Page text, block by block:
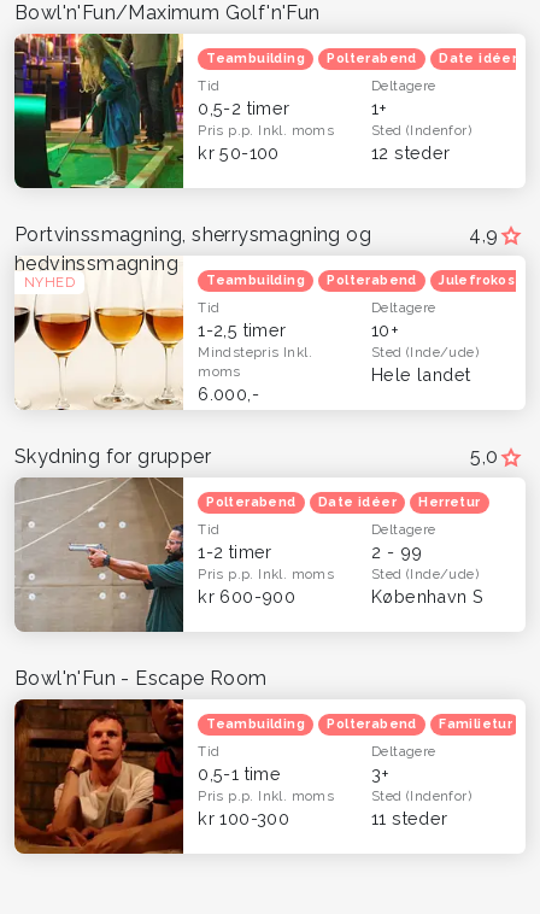
Bowl'n'Fun/Maximum Golf'n'Fun
Teambuilding Polterabend Date idéer
Tid
0,5-2 timer
Deltagere
1+
Pris p.p. Inkl. moms
kr 50-100
Sted(Indenfor)
12 steder
4,9
NYHED
Portvinssmagning, sherrysmagning og
hedvinssmagning
Teambuilding Polterabend Julefrokost
Tid
1-2,5 timer
Deltagere
10+
Mindstepris Inkl.
moms
6.000,-
Sted(Inde/ude)
Hele landet
5,0
Skydning for grupper
Polterabend Date idéer Herretur
Tid
1-2 timer
Deltagere
2 - 99
Pris p.p. Inkl. moms
kr 600-900
Sted(Inde/ude)
København S
Bowl'n'Fun - Escape Room
Teambuilding Polterabend Familietur
Tid
0,5-1 time
Deltagere
3+
Pris p.p. Inkl. moms
kr 100-300
Sted(Indenfor)
11 steder